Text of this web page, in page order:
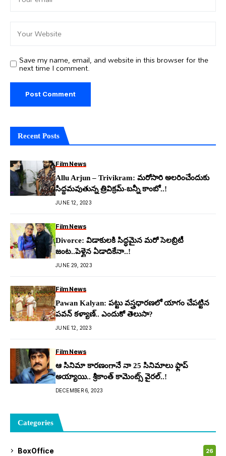
Save my name, email, and website in this browser for the
next time I comment.
Recent Posts
Film News
Allu Arjun – Trivikram: మ‌రోసారి అల‌రించేందుకు
సిద్ధ‌మ‌వుతున్న‌ త్రివిక్ర‌మ్-బ‌న్నీ కాంబో..!
JUNE 12, 2023
Film News
Divorce: విడాకుల‌కి సిద్ధ‌మైన మ‌రో సెల‌బ్రిటీ
జంట‌..పెళ్లైన ఏడాదికేనా..!
JUNE 29, 2023
Film News
Pawan Kalyan: పట్టు వస్త్రధారణలో యాగం చేపట్టిన
పవన్ కళ్యాణ్.. ఎందుకో తెలుసా?
JUNE 12, 2023
Film News
ఆ సినిమా కారణంగానే నా 25 సినిమాలు ఫ్లాప్
అయ్యాయి.. శ్రీ‌కాంత్ కామెంట్స్ వైర‌ల్‌..!
DECEMBER 6, 2023
Categories
BoxOffice 26